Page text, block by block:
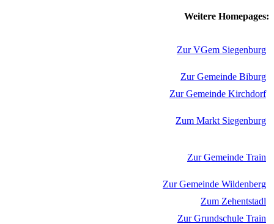
Weitere Homepages:
Zur VGem Siegenburg
Zur Gemeinde Biburg
Zur Gemeinde Kirchdorf
Zum Markt Siegenburg
Zur Gemeinde Train
Zur Gemeinde Wildenberg
Zum Zehentstadl
Zur Grundschule Train